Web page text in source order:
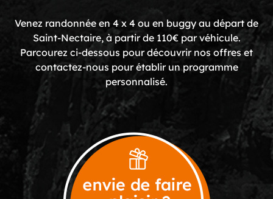
Venez randonnée en 4 x 4 ou en buggy au départ de
Saint-Nectaire, à partir de 110€ par véhicule.
Parcourez ci-dessous pour découvrir nos offres et
contactez-nous pour établir un programme
personnalisé.